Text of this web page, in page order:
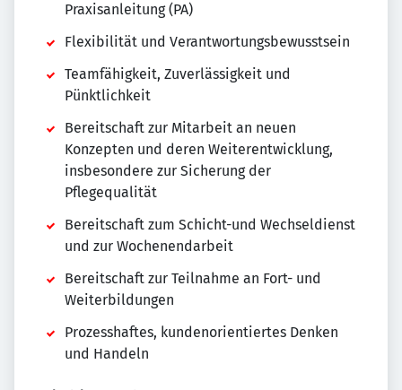
Praxisanleitung (PA)
Flexibilität und Verantwortungsbewusstsein
Teamfähigkeit, Zuverlässigkeit und
Pünktlichkeit
Bereitschaft zur Mitarbeit an neuen
Konzepten und deren Weiterentwicklung,
insbesondere zur Sicherung der
Pflegequalität
Bereitschaft zum Schicht-und Wechseldienst
und zur Wochenendarbeit
Bereitschaft zur Teilnahme an Fort- und
Weiterbildungen
Prozesshaftes, kundenorientiertes Denken
und Handeln